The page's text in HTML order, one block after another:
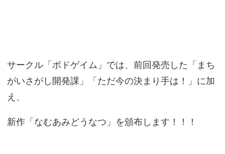
サークル「ボドゲイム」では、前回発売した「まち
がいさがし開発課」「ただ今の決まり手は！」に加
え、
新作「なむあみどうなつ」を頒布します！！！